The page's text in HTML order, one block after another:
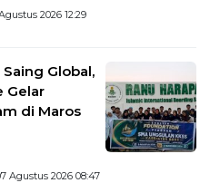
2026 12:29
Global,
Gelar
di Maros
Agustus 2026 08:47